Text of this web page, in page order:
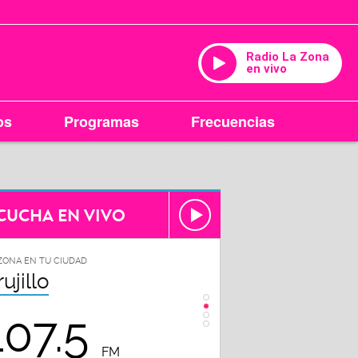
Radio La Zona
en vivo
Programas Frecuencias
EN VIVO
EN TU CIUDAD
FM 102.3